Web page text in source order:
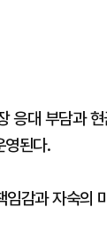
응대 부담과
영된다.
감과 자숙의